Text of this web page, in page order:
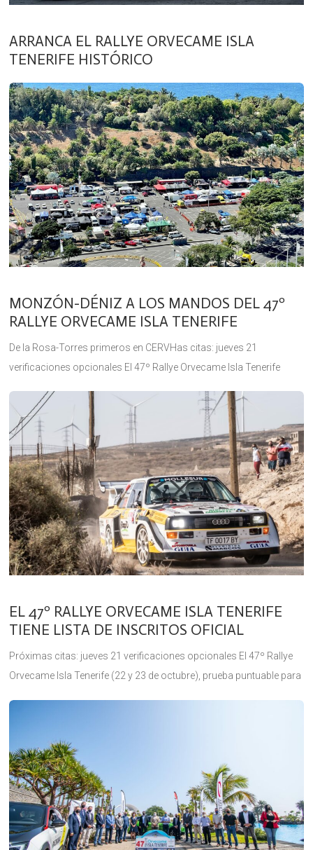
ARRANCA EL RALLYE ORVECAME ISLA
TENERIFE HISTÓRICO
MONZÓN-DÉNIZ A LOS MANDOS DEL 47º
RALLYE ORVECAME ISLA TENERIFE
De la Rosa-Torres primeros en CERVHas citas: jueves 21
verificaciones opcionales El 47º Rallye Orvecame Isla Tenerife
automovilística a
EL 47º RALLYE ORVECAME ISLA TENERIFE
TIENE LISTA DE INSCRITOS OFICIAL
Próximas citas: jueves 21 verificaciones opcionales El 47º Rallye
Orvecame Isla Tenerife (22 y 23 de octubre), prueba puntuable para